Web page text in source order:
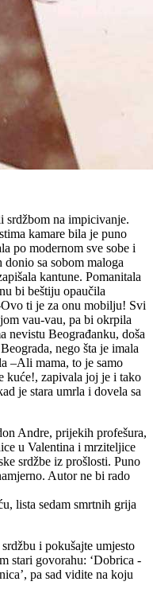
srdžbom na impicivanje.
kamare bila je puno
po modernom sve sobe i
sa sobom maloga
kantune. Pomanitala
bi beštiju opaučila
ti je za onu mobilju! Svi
vau-vau, pa bi okrpila
nevistu Beograđanku, doša
nego šta je imala
–Ali mama, to je samo
kuće!, zapivala joj je i tako
je stara umrla i dovela sa
Andre, prijekih profešura,
u Valentina i mrziteljice
srdžbe iz prošlosti. Puno
Autor ne bi rado
lista sedam smrtnih grija
i pokušajte umjesto
stari govorahu: ‘Dobrica -
pa sad vidite na koju